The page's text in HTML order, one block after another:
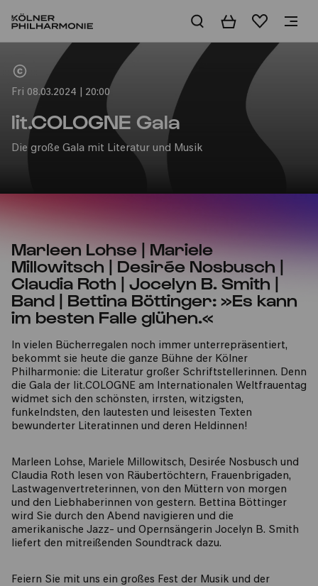
BasketWishlist
Fri 08.03.2024 | 20:00
lit.COLOGNE Gala
Die große Gala mit Literatur und Musik
Marleen Lohse | Mariele
Millowitsch | Desirée Nosbusch |
Claudia Roth | Jocelyn B. Smith |
Band | Bettina Böttinger: »Es kann
im besten Falle glühen.«
In vielen Bücherregalen noch immer unterrepräsentiert,
bekommt sie heute die ganze Bühne der Kölner
Philharmonie: die Literatur großer Schriftstellerinnen. Denn
die Gala der lit.COLOGNE am Internationalen Weltfrauentag
widmet sich den schönsten, irrsten, witzigsten,
funkelndsten, den lautesten und leisesten Texten
bewunderter Literatinnen und deren Heldinnen!
Marleen Lohse, Mariele Millowitsch, Desirée Nosbusch und
Claudia Roth lesen von Räubertöchtern, Frauenbrigaden,
Lastwagenvertreterinnen, von den Müttern von morgen
und den Liebhaberinnen von gestern. Bettina Böttinger
wird Sie durch den Abend navigieren und die
amerikanische Jazz- und Opernsängerin Jocelyn B. Smith
liefert den mitreißenden Soundtrack dazu.
Feiern Sie mit uns ein großes Fest der Musik und der